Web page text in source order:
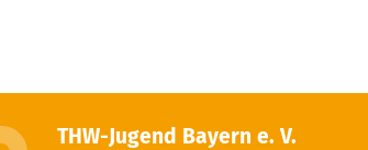
THW-Jugend Bayern e. V.